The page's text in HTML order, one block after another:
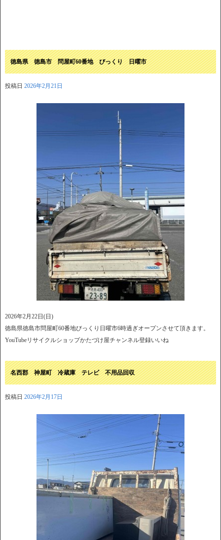
徳島県 徳島市 問屋町60番地 びっくり 日曜市
投稿日 2026年2月21日
2026年2月22日(日)
徳島県徳島市問屋町60番地びっくり日曜市6時過ぎオープンさせて頂きます。
YouTubeリサイクルショップかたづけ屋チャンネル登録いいね
名西郡 神屋町 冷蔵庫 テレビ 不用品回収
投稿日 2026年2月17日